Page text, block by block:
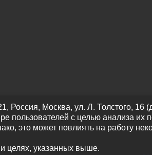
Россия, Москва, ул. Л. Толстого, 16
с целью анализа их
это может повлиять на работу
целях, указанных выше.